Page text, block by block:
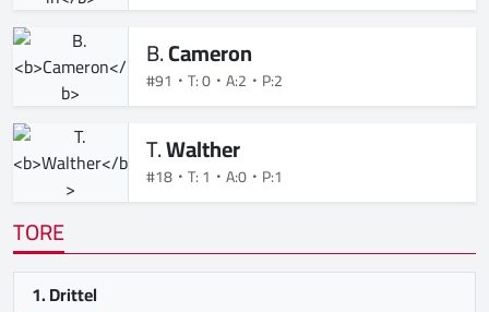
B.Cameron
#91 T: 0 A:2 P:2
T.Walther
#18 T: 1 A:0 P:1
TORE
1. Drittel